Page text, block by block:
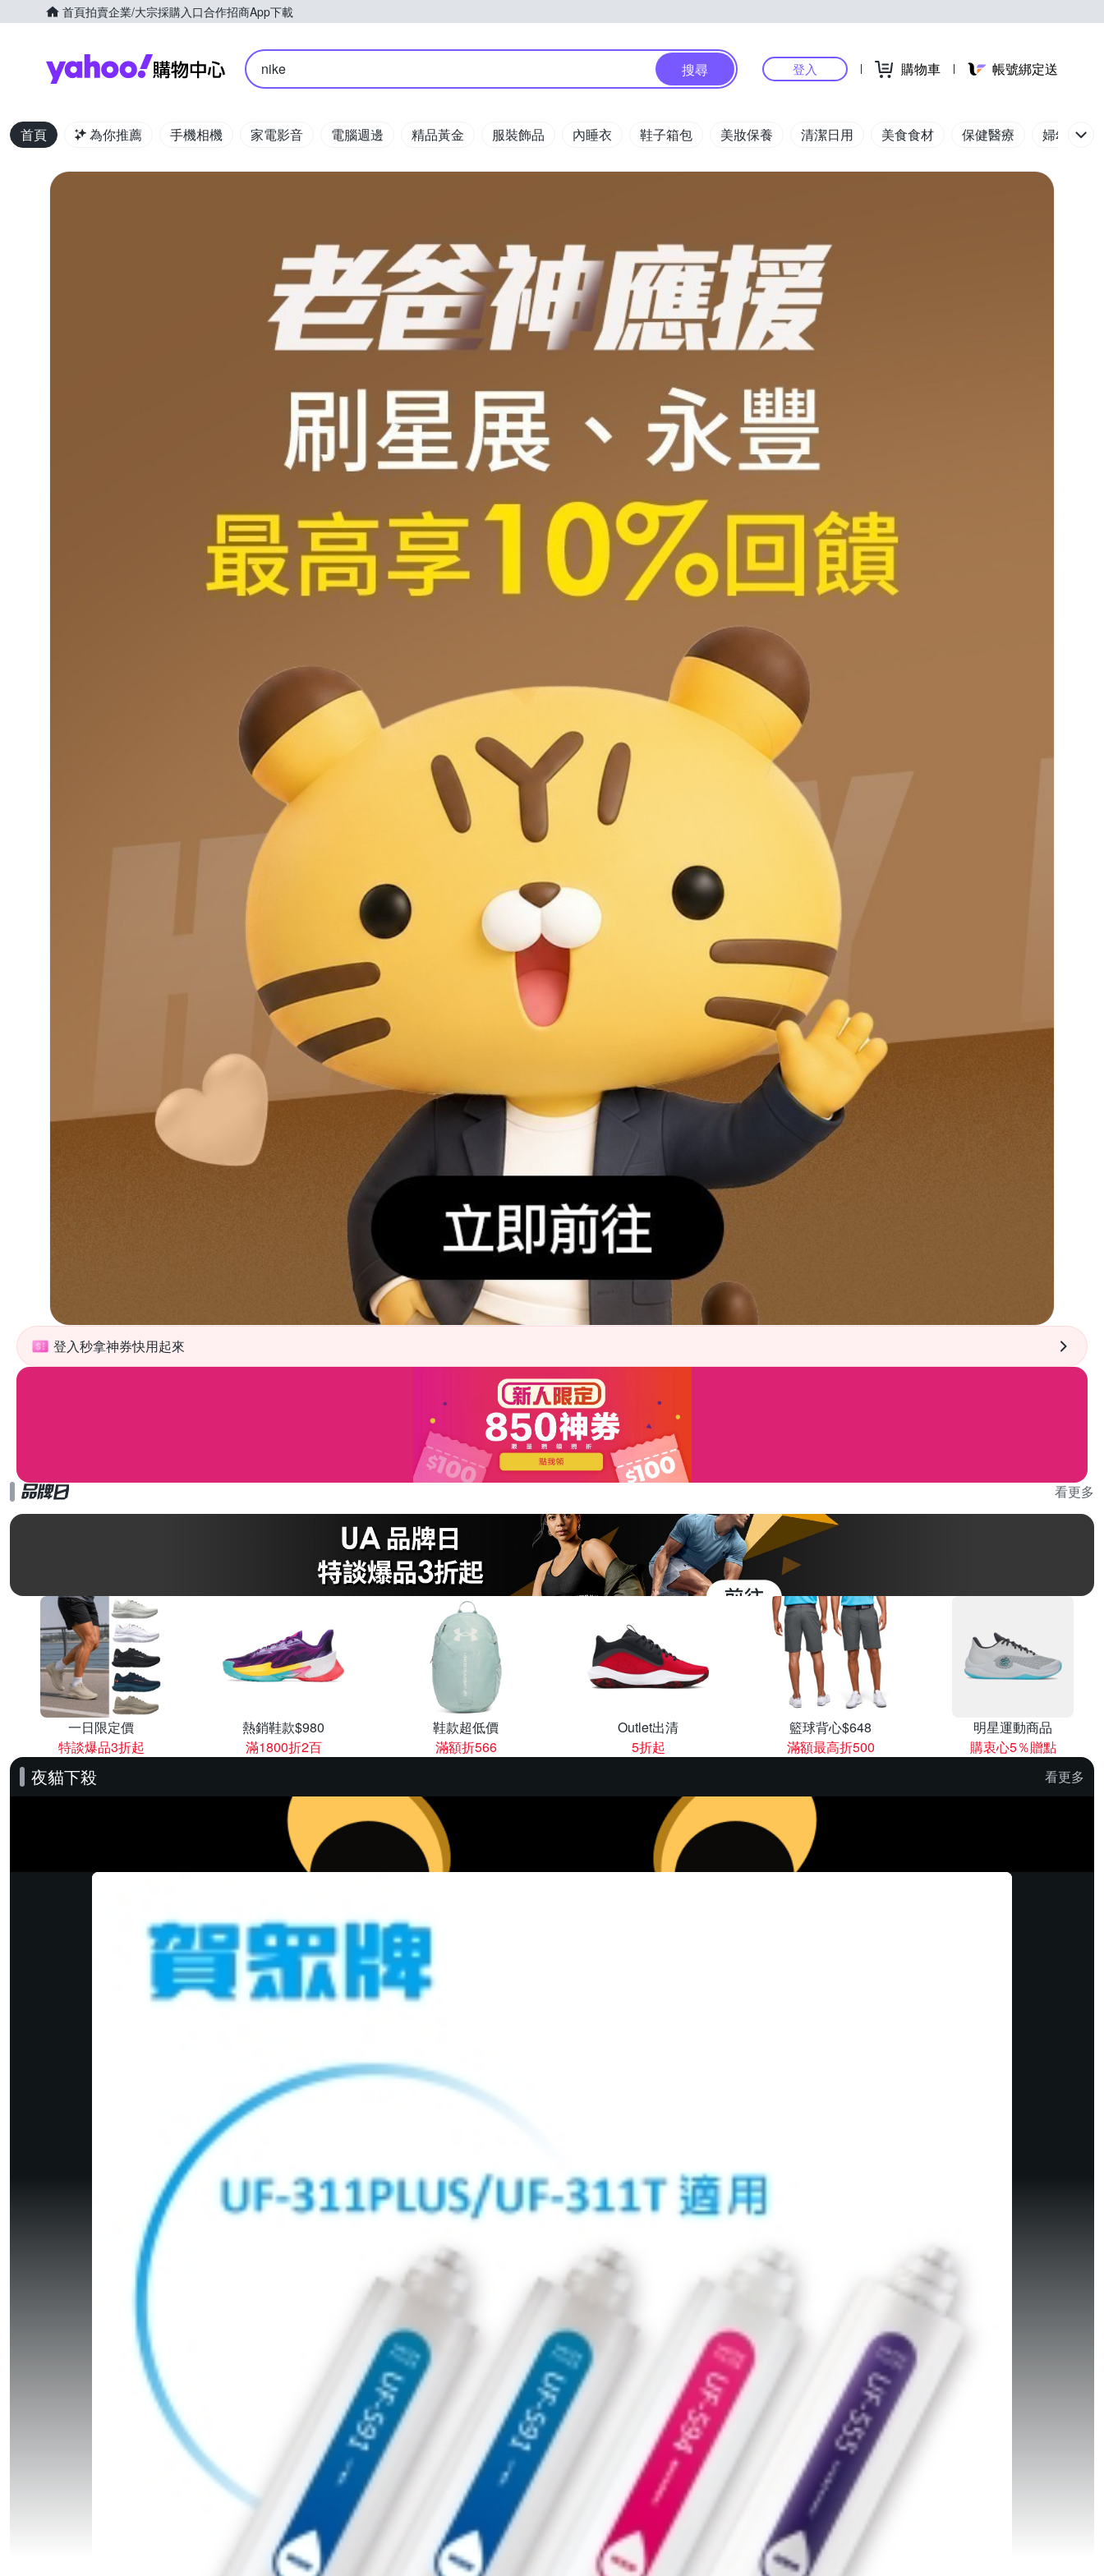
首頁拍賣企業/大宗採購入口合作招商App下載
Yahoo購物中心
nike 搜尋 登入 購物車 帳號綁定送
首頁 為你推薦 手機相機 家電影音 電腦週邊 精品黃金 服裝飾品 內睡衣 鞋子箱包 美妝保養 清潔日用 美食食材 保健醫療 婦幼玩具
登入秒拿神券快用起來
看更多
一日限定價
特談爆品3折起
熱銷鞋款$980
滿1800折2百
鞋款超低價
滿額折566
Outlet出清
5折起
籃球背心$648
滿額最高折500
明星運動商品
購衷心5％贈點
夜貓下殺 看更多